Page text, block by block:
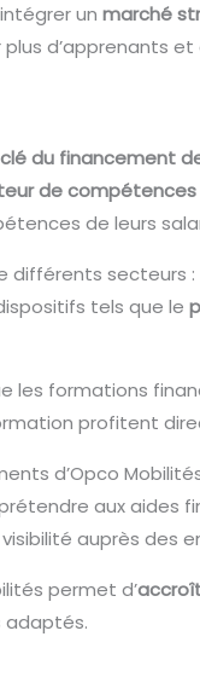
unmarché
d’apprenants et
du financement
de
de leurs
différents secteurs :
tels que le
les formations
profitent
d’Opco
aux aides
auprès des
permet d’
adaptés.